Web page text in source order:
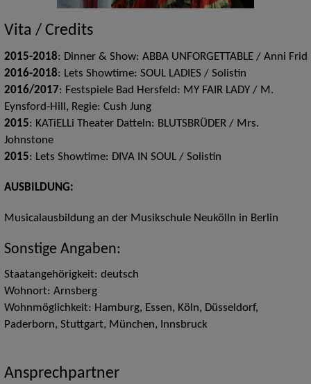
Vita / Credits
2015-2018: Dinner & Show: ABBA UNFORGETTABLE / Anni Frid
2016-2018: Lets Showtime: SOUL LADIES / Solistin
2016/2017: Festspiele Bad Hersfeld: MY FAIR LADY / M.
Eynsford-Hill, Regie: Cush Jung
2015: KATiELLi Theater Datteln: BLUTSBRÜDER / Mrs.
Johnstone
2015: Lets Showtime: DIVA IN SOUL / Solistin
AUSBILDUNG:
Musicalausbildung an der Musikschule Neukölln in Berlin
Sonstige Angaben:
Staatangehörigkeit: deutsch
Wohnort: Arnsberg
Wohnmöglichkeit: Hamburg, Essen, Köln, Düsseldorf,
Paderborn, Stuttgart, München, Innsbruck
Ansprechpartner